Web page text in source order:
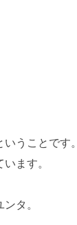
うことです。
ます。
タ。